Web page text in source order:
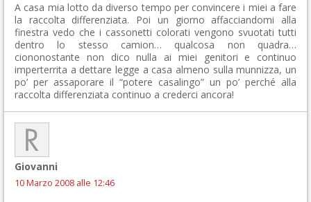
A casa mia lotto da diverso tempo per convincere i miei a fare
la raccolta differenziata. Poi un giorno affacciandomi alla
finestra vedo che i cassonetti colorati vengono svuotati tutti
dentro lo stesso camion… qualcosa non quadra…
ciononostante non dico nulla ai miei genitori e continuo
imperterrita a dettare legge a casa almeno sulla munnizza, un
po’ per assaporare il “potere casalingo” un po’ perché alla
raccolta differenziata continuo a crederci ancora!
Giovanni
10 Marzo 2008 alle 12:46